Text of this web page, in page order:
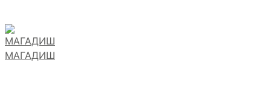
МАГАДИШ